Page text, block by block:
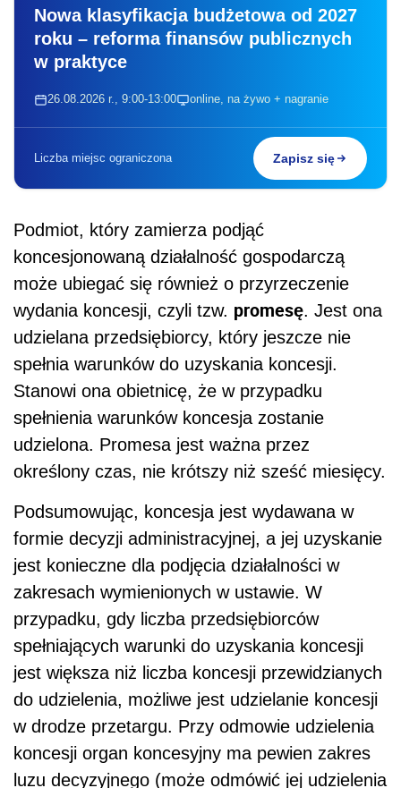
Nowa klasyfikacja budżetowa od 2027
roku – reforma finansów publicznych
w praktyce
26.08.2026 r., 9:00-13:00 online, na żywo + nagranie
Liczba miejsc ograniczona Zapisz się
Podmiot, który zamierza podjąć
koncesjonowaną działalność gospodarczą
może ubiegać się również o przyrzeczenie
wydania koncesji, czyli tzw. promesę. Jest ona
udzielana przedsiębiorcy, który jeszcze nie
spełnia warunków do uzyskania koncesji.
Stanowi ona obietnicę, że w przypadku
spełnienia warunków koncesja zostanie
udzielona. Promesa jest ważna przez
określony czas, nie krótszy niż sześć miesięcy.
Podsumowując, koncesja jest wydawana w
formie decyzji administracyjnej, a jej uzyskanie
jest konieczne dla podjęcia działalności w
zakresach wymienionych w ustawie. W
przypadku, gdy liczba przedsiębiorców
spełniających warunki do uzyskania koncesji
jest większa niż liczba koncesji przewidzianych
do udzielenia, możliwe jest udzielanie koncesji
w drodze przetargu. Przy odmowie udzielenia
koncesji organ koncesyjny ma pewien zakres
luzu decyzyjnego (może odmówić jej udzielenia